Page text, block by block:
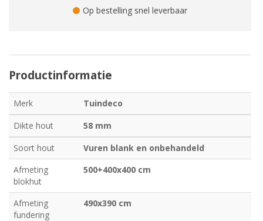
Op bestelling snel leverbaar
Productinformatie
Merk
Tuindeco
Dikte hout
58 mm
Soort hout
Vuren blank en onbehandeld
Afmeting
blokhut
500+400x400 cm
Afmeting
fundering
490x390 cm